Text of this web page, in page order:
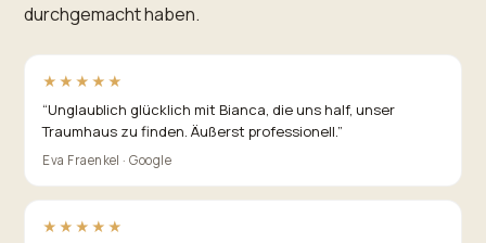
durchgemacht haben.
★★★★★
“Unglaublich glücklich mit Bianca, die uns half, unser
Traumhaus zu finden. Äußerst professionell.”
Eva Fraenkel · Google
★★★★★